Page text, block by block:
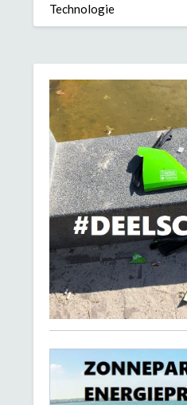
Technologie